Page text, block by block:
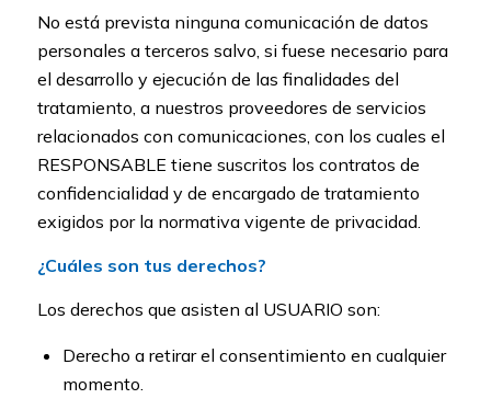
No está prevista ninguna comunicación de datos
personales a terceros salvo, si fuese necesario para
el desarrollo y ejecución de las finalidades del
tratamiento, a nuestros proveedores de servicios
relacionados con comunicaciones, con los cuales el
RESPONSABLE tiene suscritos los contratos de
confidencialidad y de encargado de tratamiento
exigidos por la normativa vigente de privacidad.
¿Cuáles son tus derechos?
Los derechos que asisten al USUARIO son:
Derecho a retirar el consentimiento en cualquier
momento.